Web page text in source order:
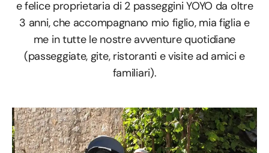
e felice proprietaria di 2 passeggini YOYO da oltre
3 anni, che accompagnano mio figlio, mia figlia e
me in tutte le nostre avventure quotidiane
(passeggiate, gite, ristoranti e visite ad amici e
familiari).